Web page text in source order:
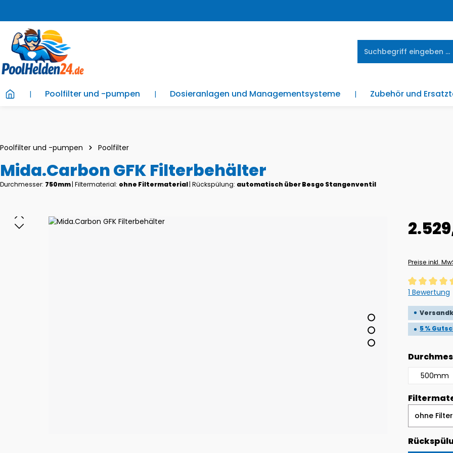
Poolfilter und -pumpen Dosieranlagen und Managementsysteme Zubehör und
Poolfilter und -pumpen Poolfilter
Mida.Carbon GFK Filterbehälter
Durchmesser: 750mm| Filtermaterial: ohne Filtermaterial| Rückspülung: automatisch über Besgo Stangenventil
Bildergalerie überspringen Regulärer
Preise inkl.
1 Bewertung
5 %
500mm